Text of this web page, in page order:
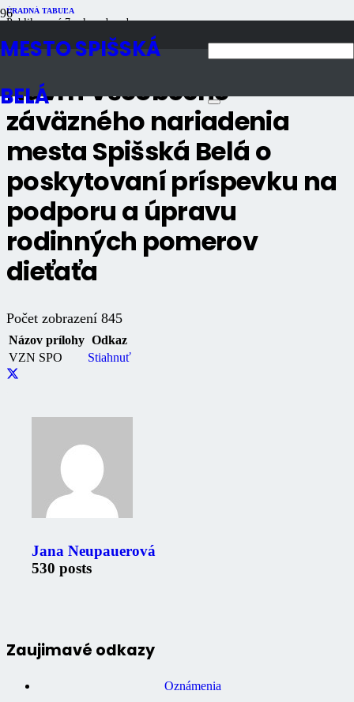
MESTO SPIŠSKÁ
BELÁ
ÚRADNÁ TABUĽA
Publikované7 rokov dozadu
Návrh Všeobecne
záväzného nariadenia
mesta Spišská Belá o
poskytovaní príspevku na
podporu a úpravu
rodinných pomerov
dieťaťa
Počet zobrazení 845
Názov prílohy Odkaz
VZN SPO
Stiahnuť
Jana Neupauerová
530 posts
Zaujimavé odkazy
Oznámenia